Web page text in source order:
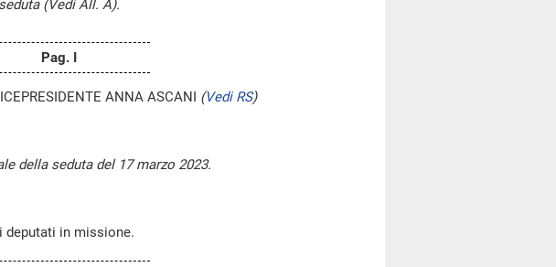
seduta (Vedi All. A).
Pag. I
ANNA ASCANI (Vedi RS)
della seduta del 17 marzo 2023.
deputati in missione.